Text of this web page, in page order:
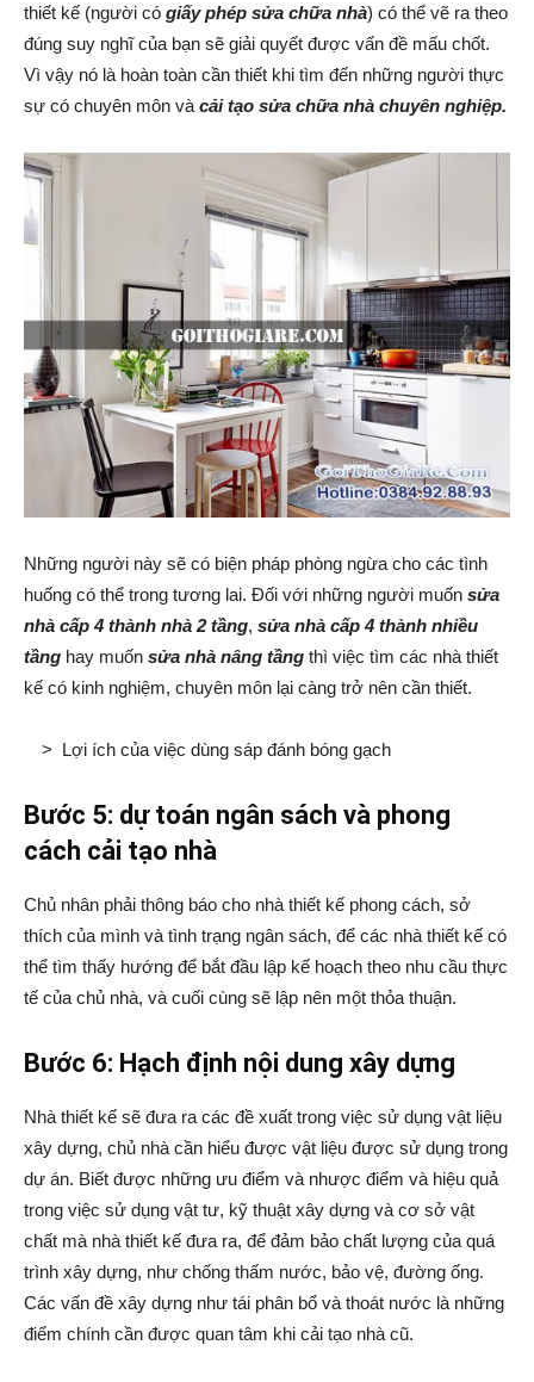
thiết kế (người có giấy phép sửa chữa nhà) có thể vẽ ra theo
đúng suy nghĩ của bạn sẽ giải quyết được vấn đề mấu chốt.
Vì vậy nó là hoàn toàn cần thiết khi tìm đến những người thực
sự có chuyên môn và cải tạo sửa chữa nhà chuyên nghiệp.
Những người này sẽ có biện pháp phòng ngừa cho các tình
huống có thể trong tương lai. Đối với những người muốn sửa
nhà cấp 4 thành nhà 2 tầng, sửa nhà cấp 4 thành nhiều
tầng hay muốn sửa nhà nâng tầng thì việc tìm các nhà thiết
kế có kinh nghiệm, chuyên môn lại càng trở nên cần thiết.
> Lợi ích của việc dùng sáp đánh bóng gạch
Bước 5: dự toán ngân sách và phong
cách cải tạo nhà
Chủ nhân phải thông báo cho nhà thiết kế phong cách, sở
thích của mình và tình trạng ngân sách, để các nhà thiết kế có
thể tìm thấy hướng để bắt đầu lập kế hoạch theo nhu cầu thực
tế của chủ nhà, và cuối cùng sẽ lập nên một thỏa thuận.
Bước 6: Hạch định nội dung xây dựng
Nhà thiết kế sẽ đưa ra các đề xuất trong việc sử dụng vật liệu
xây dựng, chủ nhà cần hiểu được vật liệu được sử dụng trong
dự án. Biết được những ưu điểm và nhược điểm và hiệu quả
trong việc sử dụng vật tư, kỹ thuật xây dựng và cơ sở vật
chất mà nhà thiết kế đưa ra, để đảm bảo chất lượng của quá
trình xây dựng, như chống thấm nước, bảo vệ, đường ống.
Các vấn đề xây dựng như tái phân bổ và thoát nước là những
điểm chính cần được quan tâm khi cải tạo nhà cũ.